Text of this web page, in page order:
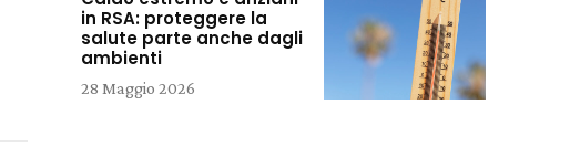
in RSA: proteggere la
salute parte anche dagli
ambienti
28 Maggio 2026